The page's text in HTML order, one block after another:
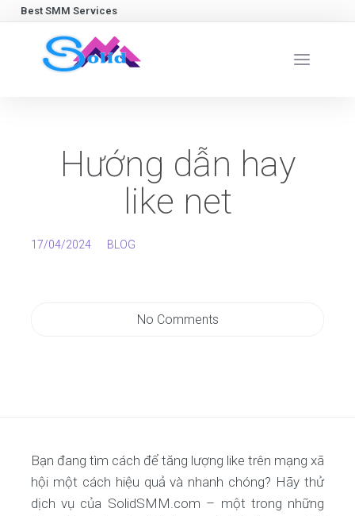
Best SMM Services
Hướng dẫn hay
like net
17/04/2024 BLOG
No Comments
Bạn đang tìm cách để tăng lượng like trên mạng xã
hội một cách hiệu quả và nhanh chóng? Hãy thử
dịch vụ của SolidSMM.com – một trong những